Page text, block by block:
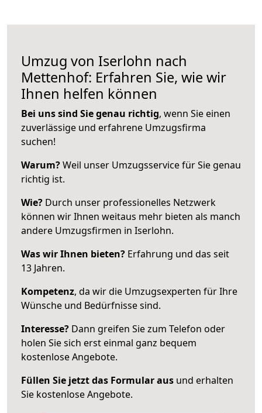
Umzug von Iserlohn nach
Mettenhof: Erfahren Sie, wie wir
Ihnen helfen können
Bei uns sind Sie genau richtig, wenn Sie einen
zuverlässige und erfahrene Umzugsfirma
suchen!
Warum?Weil unser Umzugsservice für Sie genau
richtig ist.
Wie? Durch unser professionelles Netzwerk
können wir Ihnen weitaus mehr bieten als manch
andere Umzugsfirmen in Iserlohn.
Was wir Ihnen bieten? Erfahrung und das seit
13 Jahren.
Kompetenz, da wir die Umzugsexperten für Ihre
Wünsche und Bedürfnisse sind.
Interesse? Dann greifen Sie zum Telefon oder
holen Sie sich erst einmal ganz bequem
kostenlose Angebote.
Füllen Sie jetzt das Formular aus und erhalten
Sie kostenlose Angebote.